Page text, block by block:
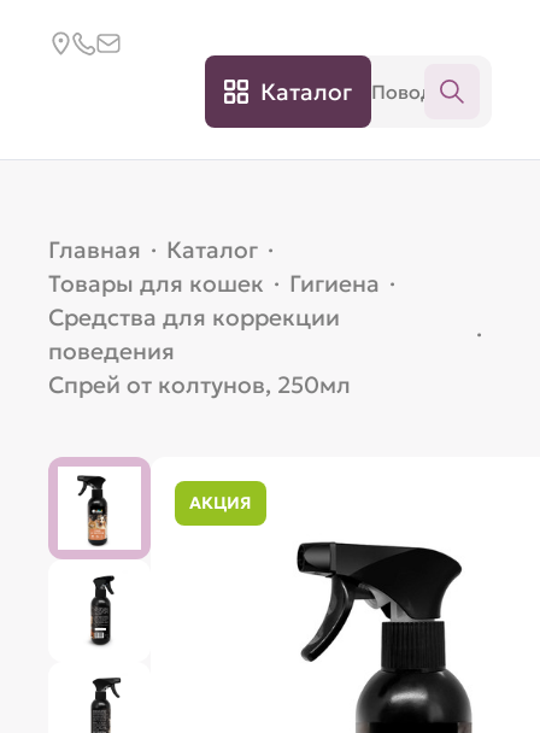
Каталог
Главная · Каталог ·
Товары для кошек · Гигиена ·
Средства для коррекции
поведения
·
Спрей от колтунов, 250мл
АКЦИЯ